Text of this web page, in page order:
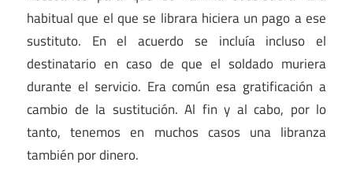
habitual que el que se librara hiciera un pago a ese
sustituto. En el acuerdo se incluía incluso el
destinatario en caso de que el soldado muriera
durante el servicio. Era común esa gratificación a
cambio de la sustitución. Al fin y al cabo, por lo
tanto, tenemos en muchos casos una libranza
también por dinero.